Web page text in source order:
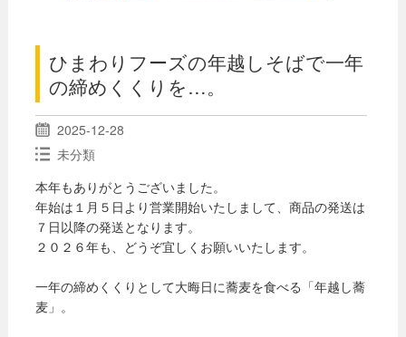
ひまわりフーズの年越しそばで一年
の締めくくりを…。
2025-12-28
未分類
本年もありがとうございました。
年始は１月５日より営業開始いたしまして、商品の発送は
７日以降の発送となります。
２０２６年も、どうぞ宜しくお願いいたします。
一年の締めくくりとして大晦日に蕎麦を食べる「年越し蕎
麦」。